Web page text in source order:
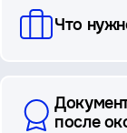
Что
после